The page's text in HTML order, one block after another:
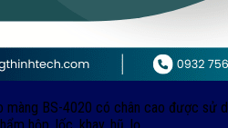
màng BS-4020 có chân cao được sử
hộp, lốc, khay, hũ, lọ….